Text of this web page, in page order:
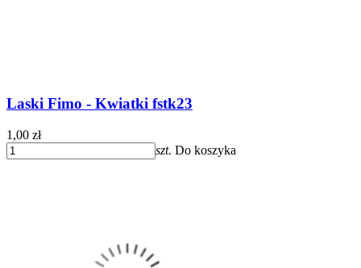
Laski Fimo - Kwiatki fstk23
1,00 zł
szt. Do koszyka